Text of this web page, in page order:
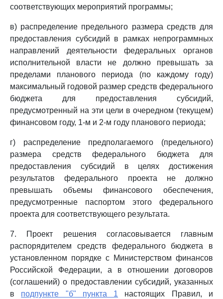
соответствующих мероприятий программы;
в) распределение предельного размера средств для
предоставления субсидий в рамках непрограммных
направлений деятельности федеральных органов
исполнительной власти не должно превышать за
пределами планового периода (по каждому году)
максимальный годовой размер средств федерального
бюджета для предоставления субсидий,
предусмотренный на эти цели в очередном (текущем)
финансовом году, 1-м и 2-м году планового периода;
г) распределение предполагаемого (предельного)
размера средств федерального бюджета для
предоставления субсидий в целях достижения
результатов федерального проекта не должно
превышать объемы финансового обеспечения,
предусмотренные паспортом этого федерального
проекта для соответствующего результата.
7. Проект решения согласовывается главным
распорядителем средств федерального бюджета в
установленном порядке с Министерством финансов
Российской Федерации, а в отношении договоров
(соглашений) о предоставлении субсидий, указанных
в подпункте "б" пункта 1 настоящих Правил, и